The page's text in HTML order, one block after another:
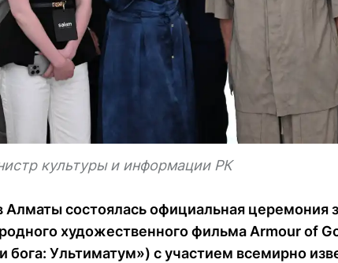
культуры и информации РК
Алматы состоялась официальная церемония
художественного фильма Armour of
бога: Ультиматум») с участием всемирно